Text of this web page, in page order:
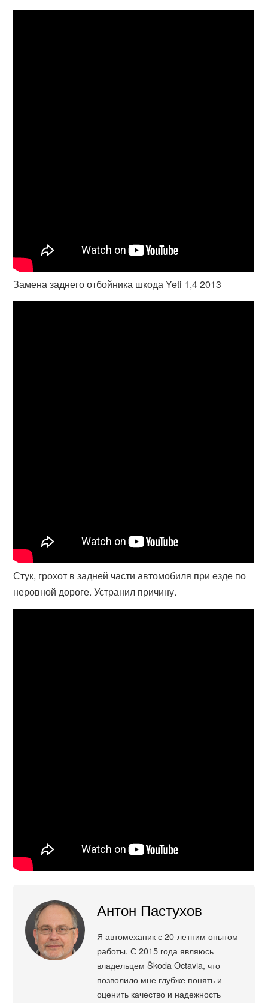
Замена заднего отбойника шкода Yeti 1,4 2013
Стук, грохот в задней части автомобиля при езде по
неровной дороге. Устранил причину.
Антон Пастухов
Я автомеханик с 20-летним опытом
работы. С 2015 года являюсь
владельцем Škoda Octavia, что
позволило мне глубже понять и
оценить качество и надежность